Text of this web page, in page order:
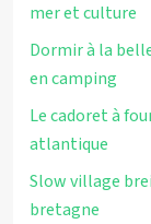
mer et culture
Dormir à la
en camping
Le cadoret à
atlantique
Slow village
bretagne